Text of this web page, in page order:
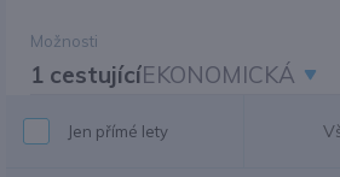
Možnosti
1 cestujícíEKONOMICKÁ
Jen přímé lety